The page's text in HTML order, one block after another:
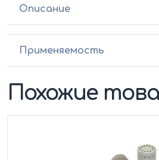
Описание
Применяемость
Похожие